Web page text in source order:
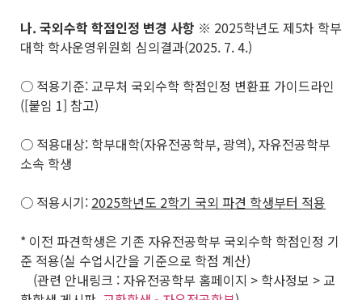
나. 국외수학 학점인정 변경 사항 ※ 2025학년도 제5차 학부
대학 학사운영위원회 심의결과(2025. 7. 4.)
○ 적용기준: 교무처 국외수학 학점인정 변환표 가이드라인
([붙임 1] 참고)
○ 적용대상: 학부대학(자유전공학부, 광역), 자유전공학부
소속 학생
○ 적용시기: 2025학년도 2학기 국외 파견 학생부터 적용
* 이전 파견학생은 기존 자유전공학부 국외수학 학점인정 기
준 적용(실 수업시간을 기준으로 학점 계산)
(관련 안내링크 : 자유전공학부 홈페이지 > 학사정보 > 교